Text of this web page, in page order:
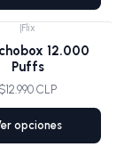
Flix
12.000
Puffs
$12.990 CLP
opciones